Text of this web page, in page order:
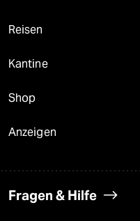
Reisen
Kantine
Shop
Anzeigen
Fragen & Hilfe